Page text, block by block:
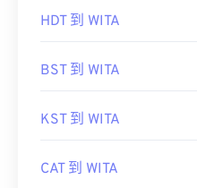
HDT 到 WITA
BST 到 WITA
KST 到 WITA
CAT 到 WITA